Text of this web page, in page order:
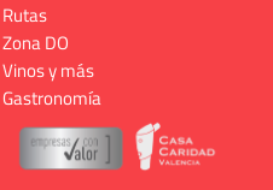
Rutas
Zona DO
Vinos y más
Gastronomía